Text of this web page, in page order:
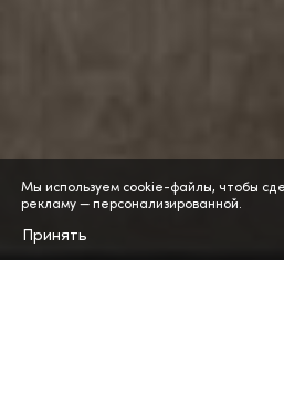
Мы используем cookie-файлы, чтобы
рекламу — персонализированной.
Принять